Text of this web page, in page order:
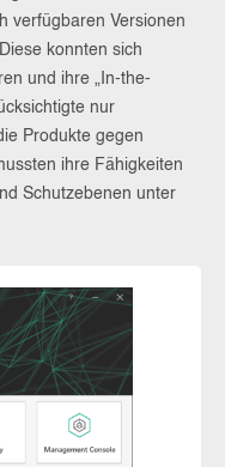
verfügbaren Versionen
konnten sich
und ihre „In-the-
nur
Produkte gegen
ihre Fähigkeiten
Schutzebenen unter